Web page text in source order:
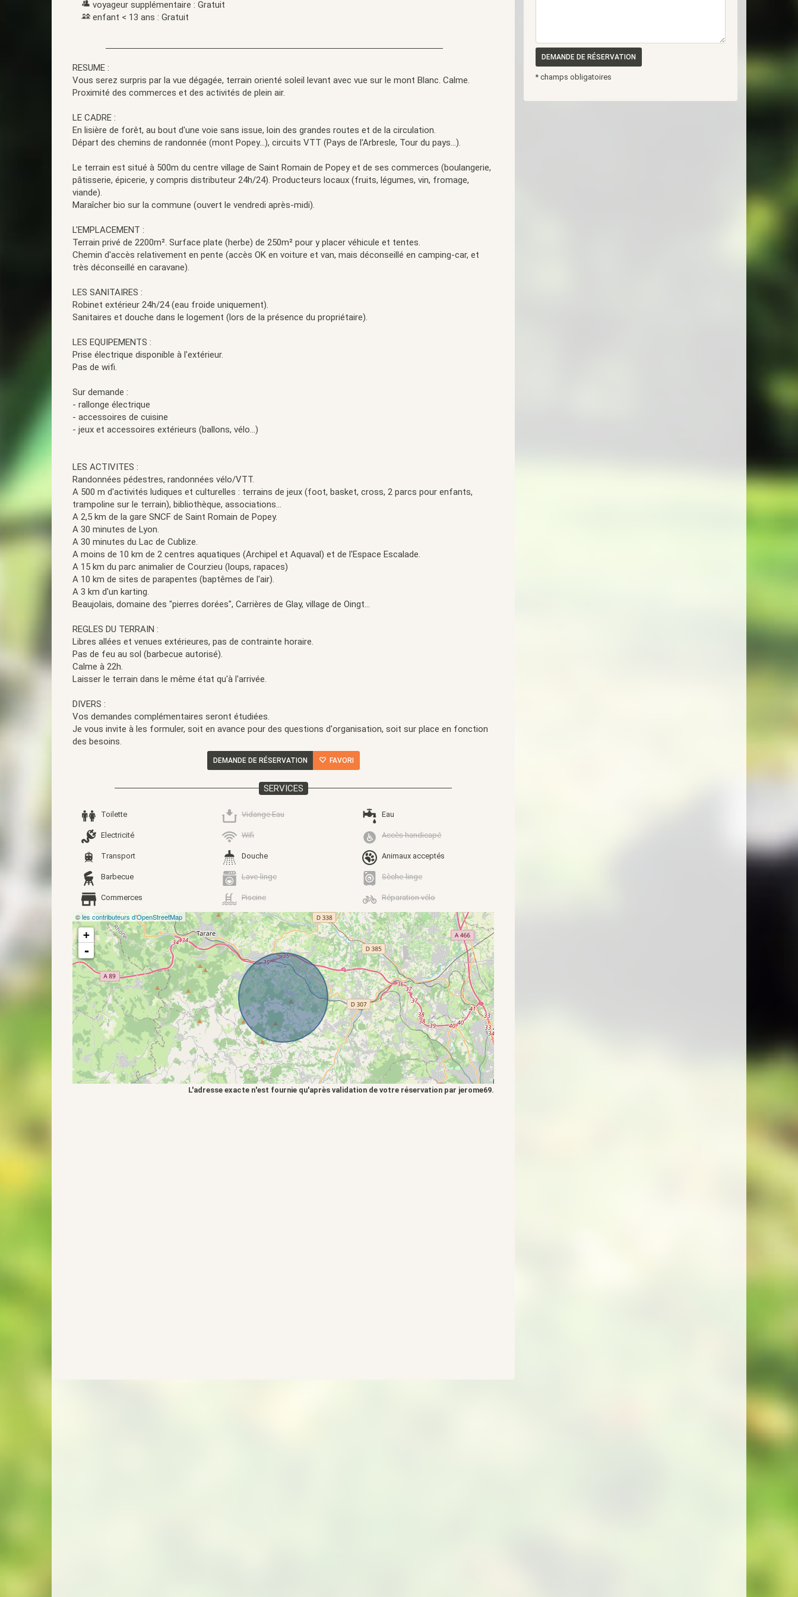
voyageur supplémentaire : Gratuit
enfant < 13 ans : Gratuit
RESUME :
Vous serez surpris par la vue dégagée, terrain orienté soleil levant avec vue sur le mont Blanc. Calme.
Proximité des commerces et des activités de plein air.
LE CADRE :
En lisière de forêt, au bout d'une voie sans issue, loin des grandes routes et de la circulation.
Départ des chemins de randonnée (mont Popey...), circuits VTT (Pays de l'Arbresle, Tour du pays...).
Le terrain est situé à 500m du centre village de Saint Romain de Popey et de ses commerces (boulangerie,
pâtisserie, épicerie, y compris distributeur 24h/24). Producteurs locaux (fruits, légumes, vin, fromage,
viande).
Maraîcher bio sur la commune (ouvert le vendredi après-midi).
L'EMPLACEMENT :
Terrain privé de 2200m². Surface plate (herbe) de 250m² pour y placer véhicule et tentes.
Chemin d'accès relativement en pente (accès OK en voiture et van, mais déconseillé en camping-car, et
très déconseillé en caravane).
LES SANITAIRES :
Robinet extérieur 24h/24 (eau froide uniquement).
Sanitaires et douche dans le logement (lors de la présence du propriétaire).
LES EQUIPEMENTS :
Prise électrique disponible à l'extérieur.
Pas de wifi.
Sur demande :
- rallonge électrique
- accessoires de cuisine
- jeux et accessoires extérieurs (ballons, vélo...)
LES ACTIVITES :
Randonnées pédestres, randonnées vélo/VTT.
A 500 m d'activités ludiques et culturelles : terrains de jeux (foot, basket, cross, 2 parcs pour enfants,
trampoline sur le terrain), bibliothèque, associations...
A 2,5 km de la gare SNCF de Saint Romain de Popey.
A 30 minutes de Lyon.
A 30 minutes du Lac de Cublize.
A moins de 10 km de 2 centres aquatiques (Archipel et Aquaval) et de l'Espace Escalade.
A 15 km du parc animalier de Courzieu (loups, rapaces)
A 10 km de sites de parapentes (baptêmes de l'air).
A 3 km d'un karting.
Beaujolais, domaine des "pierres dorées", Carrières de Glay, village de Oingt...
REGLES DU TERRAIN :
Libres allées et venues extérieures, pas de contrainte horaire.
Pas de feu au sol (barbecue autorisé).
Calme à 22h.
Laisser le terrain dans le même état qu'à l'arrivée.
DIVERS :
Vos demandes complémentaires seront étudiées.
Je vous invite à les formuler, soit en avance pour des questions d'organisation, soit sur place en fonction
des besoins.
DEMANDE DE RÉSERVATION FAVORI
SERVICES
Toilette Vidange Eau Eau
Electricité Wifi Accès handicapé
Transport Douche Animaux acceptés
Barbecue Lave-linge Sèche-linge
Commerces Piscine Réparation vélo
©les contributeurs d’OpenStreetMap
+
-
L'adresse exacte n'est fournie qu'après validation de votre réservation par jerome69.
DEMANDE DE RÉSERVATION
* champs obligatoires